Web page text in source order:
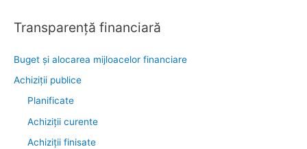
Transparenţă financiară
Buget și alocarea mijloacelor financiare
Achiziţii publice
Planificate
Achiziții curente
Achiziții finisate